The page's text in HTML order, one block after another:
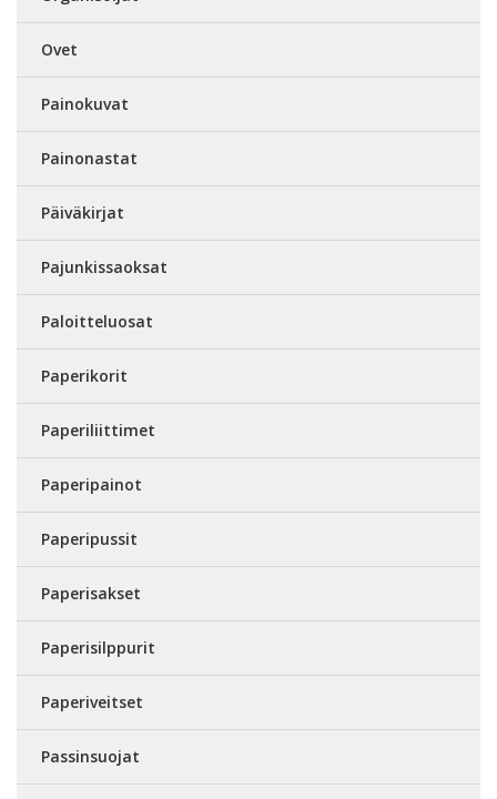
Ovet
Painokuvat
Painonastat
Päiväkirjat
Pajunkissaoksat
Paloitteluosat
Paperikorit
Paperiliittimet
Paperipainot
Paperipussit
Paperisakset
Paperisilppurit
Paperiveitset
Passinsuojat